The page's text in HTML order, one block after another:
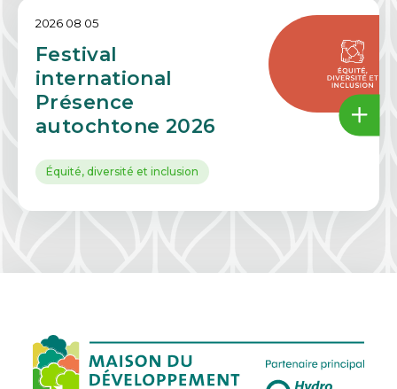
2026 08 05
Festival
international
Présence
autochtone 2026
Équité, diversité et inclusion